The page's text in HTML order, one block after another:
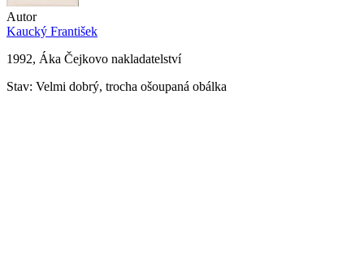
Autor
Kaucký František
1992, Áka Čejkovo nakladatelství
Stav: Velmi dobrý, trocha ošoupaná obálka